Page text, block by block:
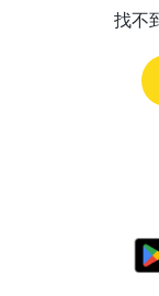
找不